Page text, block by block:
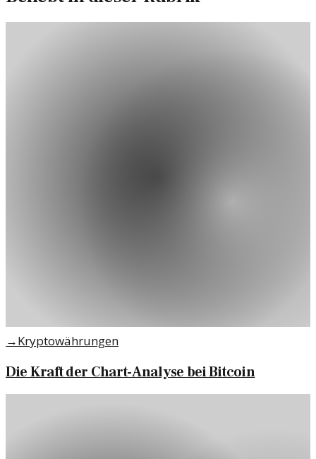
→Kryptowährungen
Die Kraft der Chart-Analyse bei Bitcoin